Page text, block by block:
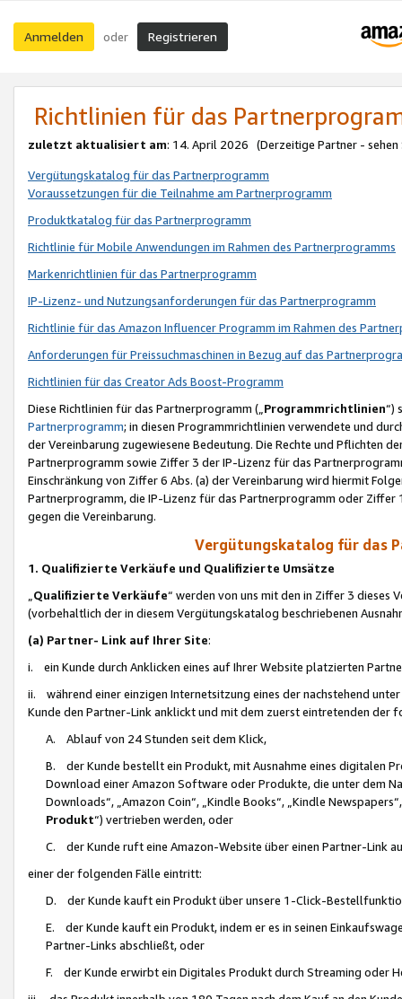
Anmelden oder Registrieren
Richtlinien für das
zuletzt aktualisiert am: 14. April 2026 (Derzeitige Partner - sehen
Vergütungskatalog für das Partnerprogramm
Voraussetzungen für die Teilnahme am Partnerprogramm
Produktkatalog für das Partnerprogramm
Richtlinie für Mobile Anwendungen im Rahmen des Partnerprogramms
Markenrichtlinien für das Partnerprogramm
IP-Lizenz- und Nutzungsanforderungen für das Partnerprogramm
Richtlinie für das Amazon Influencer Programm im Rahmen des
Anforderungen für Preissuchmaschinen in Bezug auf das
Richtlinien für das Creator Ads Boost-Programm
Diese Richtlinien für das Partnerprogramm („Programmrichtlinien“)
Partnerprogramm; in diesen Programmrichtlinien verwendete und
der Vereinbarung zugewiesene Bedeutung. Die Rechte und Pflichten
Partnerprogramm sowie Ziffer 3 der IP-Lizenz für das
Einschränkung von Ziffer 6 Abs. (a) der Vereinbarung wird hiermit
Partnerprogramm, die IP-Lizenz für das Partnerprogramm oder
gegen die Vereinbarung.
Vergütungskatalog für das
1. Qualifizierte Verkäufe und Qualifizierte Umsätze
Qualifizierte Verkäufe“ werden von uns mit den in Ziffer 3
(vorbehaltlich der in diesem Vergütungskatalog beschriebenen
(a) Partner- Link auf Ihrer Site:
i. ein Kunde durch Anklicken eines auf Ihrer Website platzierten
ii. während einer einzigen Internetsitzung eines der nachstehend
Kunde den Partner-Link anklickt und mit dem zuerst eintretenden der
A. Ablauf von 24 Stunden seit dem Klick,
B. der Kunde bestellt ein Produkt, mit Ausnahme eines digitalen
Download einer Amazon Software oder Produkte, die unter dem
Downloads“, „Amazon Coin“, „Kindle Books“, „Kindle
Produkt“) vertrieben werden, oder
C. der Kunde ruft eine Amazon-Website über einen Partner-Link
einer der folgenden Fälle eintritt:
D. der Kunde kauft ein Produkt über unsere 1-Click-
E. der Kunde kauft ein Produkt, indem er es in seinen
Partner-Links abschließt, oder
F. der Kunde erwirbt ein Digitales Produkt durch Streaming oder